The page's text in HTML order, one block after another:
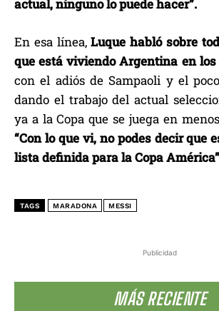
Publicidad
MÁS RECIENTE
actual, ninguno lo puede hacer”.
En esa línea,Luque habló sobre
que está viviendo Argentina en
con el adiós de Sampaoli y el
dando el trabajo del actual
ya a la Copa que se juega en
“Con lo que vi, no podes decir que
lista definida para la Copa América”
TAGS MARADONA MESSI